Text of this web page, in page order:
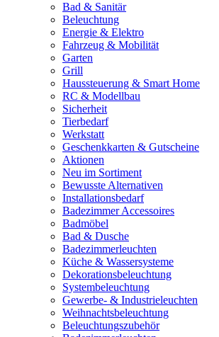
Bad & Sanitär
Beleuchtung
Energie & Elektro
Fahrzeug & Mobilität
Garten
Grill
Haussteuerung & Smart Home
RC & Modellbau
Sicherheit
Tierbedarf
Werkstatt
Geschenkkarten & Gutscheine
Aktionen
Neu im Sortiment
Bewusste Alternativen
Installationsbedarf
Badezimmer Accessoires
Badmöbel
Bad & Dusche
Badezimmerleuchten
Küche & Wassersysteme
Dekorationsbeleuchtung
Systembeleuchtung
Gewerbe- & Industrieleuchten
Weihnachtsbeleuchtung
Beleuchtungszubehör